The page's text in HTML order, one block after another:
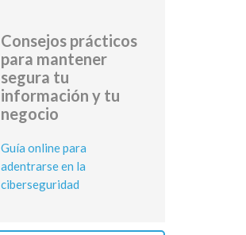
Consejos prácticos
para mantener
segura tu
información y tu
negocio
Guía online para
adentrarse en la
ciberseguridad